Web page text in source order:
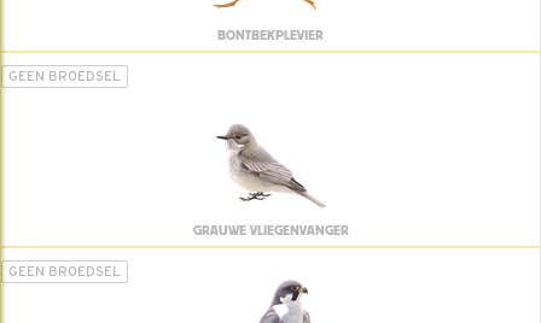
BONTBEKPLEVIER
GEEN BROEDSEL
GRAUWE VLIEGENVANGER
GEEN BROEDSEL